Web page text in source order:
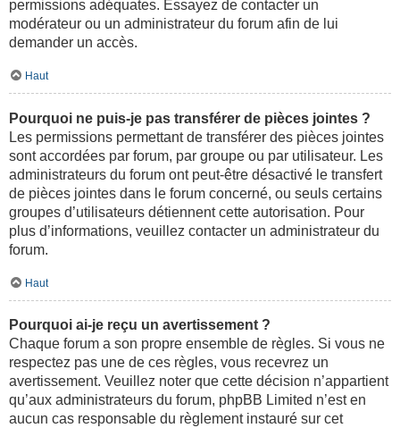
permissions adéquates. Essayez de contacter un
modérateur ou un administrateur du forum afin de lui
demander un accès.
Haut
Pourquoi ne puis-je pas transférer de pièces jointes ?
Les permissions permettant de transférer des pièces jointes
sont accordées par forum, par groupe ou par utilisateur. Les
administrateurs du forum ont peut-être désactivé le transfert
de pièces jointes dans le forum concerné, ou seuls certains
groupes d’utilisateurs détiennent cette autorisation. Pour
plus d’informations, veuillez contacter un administrateur du
forum.
Haut
Pourquoi ai-je reçu un avertissement ?
Chaque forum a son propre ensemble de règles. Si vous ne
respectez pas une de ces règles, vous recevrez un
avertissement. Veuillez noter que cette décision n’appartient
qu’aux administrateurs du forum, phpBB Limited n’est en
aucun cas responsable du règlement instauré sur cet